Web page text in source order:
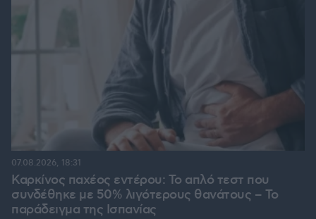
Καρκίνος παχέος εντέρου: Το απλό τεστ που
συνδέθηκε με 50% λιγότερους θανάτους – Το
παράδειγμα της Ισπανίας
07.08.2026, 18:31